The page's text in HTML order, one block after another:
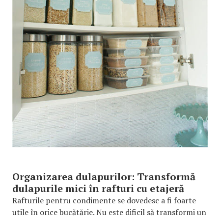
Organizarea dulapurilor: Transformă
dulapurile mici în rafturi cu etajeră
Rafturile pentru condimente se dovedesc a fi foarte
utile în orice bucătărie. Nu este dificil să transformi un